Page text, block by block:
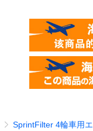
SprintFilter 4輪車用